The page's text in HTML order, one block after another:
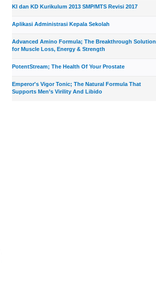
KI dan KD Kurikulum 2013 SMP/MTS Revisi 2017
Aplikasi Administrasi Kepala Sekolah
Advanced Amino Formula; The Breakthrough Solution
for Muscle Loss, Energy & Strength
PotentStream; The Health Of Your Prostate
Emperor's Vigor Tonic; The Natural Formula That
Supports Men’s Virility And Libido